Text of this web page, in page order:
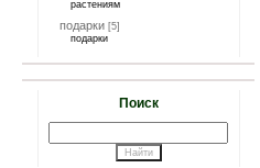
растениям
подарки [5]
подарки
Поиск